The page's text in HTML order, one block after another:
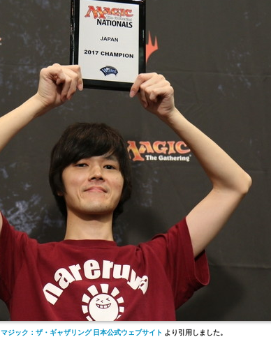
マジック：ザ・ギャザリング 日本公式ウェブサイト